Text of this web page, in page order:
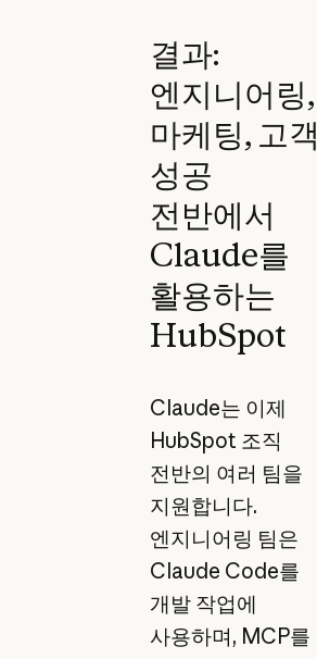
결과:
엔지니어링,
마케팅, 고객
성공
전반에서
Claude를
활용하는
HubSpot
Claude는 이제
HubSpot 조직
전반의 여러 팀을
지원합니다.
엔지니어링 팀은
Claude Code를
개발 작업에
사용하며, MCP를